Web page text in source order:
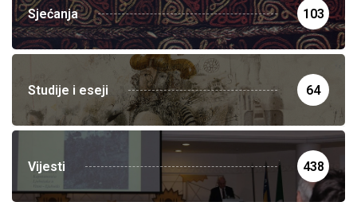
Sjećanja 103
Studije i eseji 64
Vijesti 438